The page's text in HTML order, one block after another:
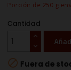
Porción de 250 g
Cantidad
 Fuera de